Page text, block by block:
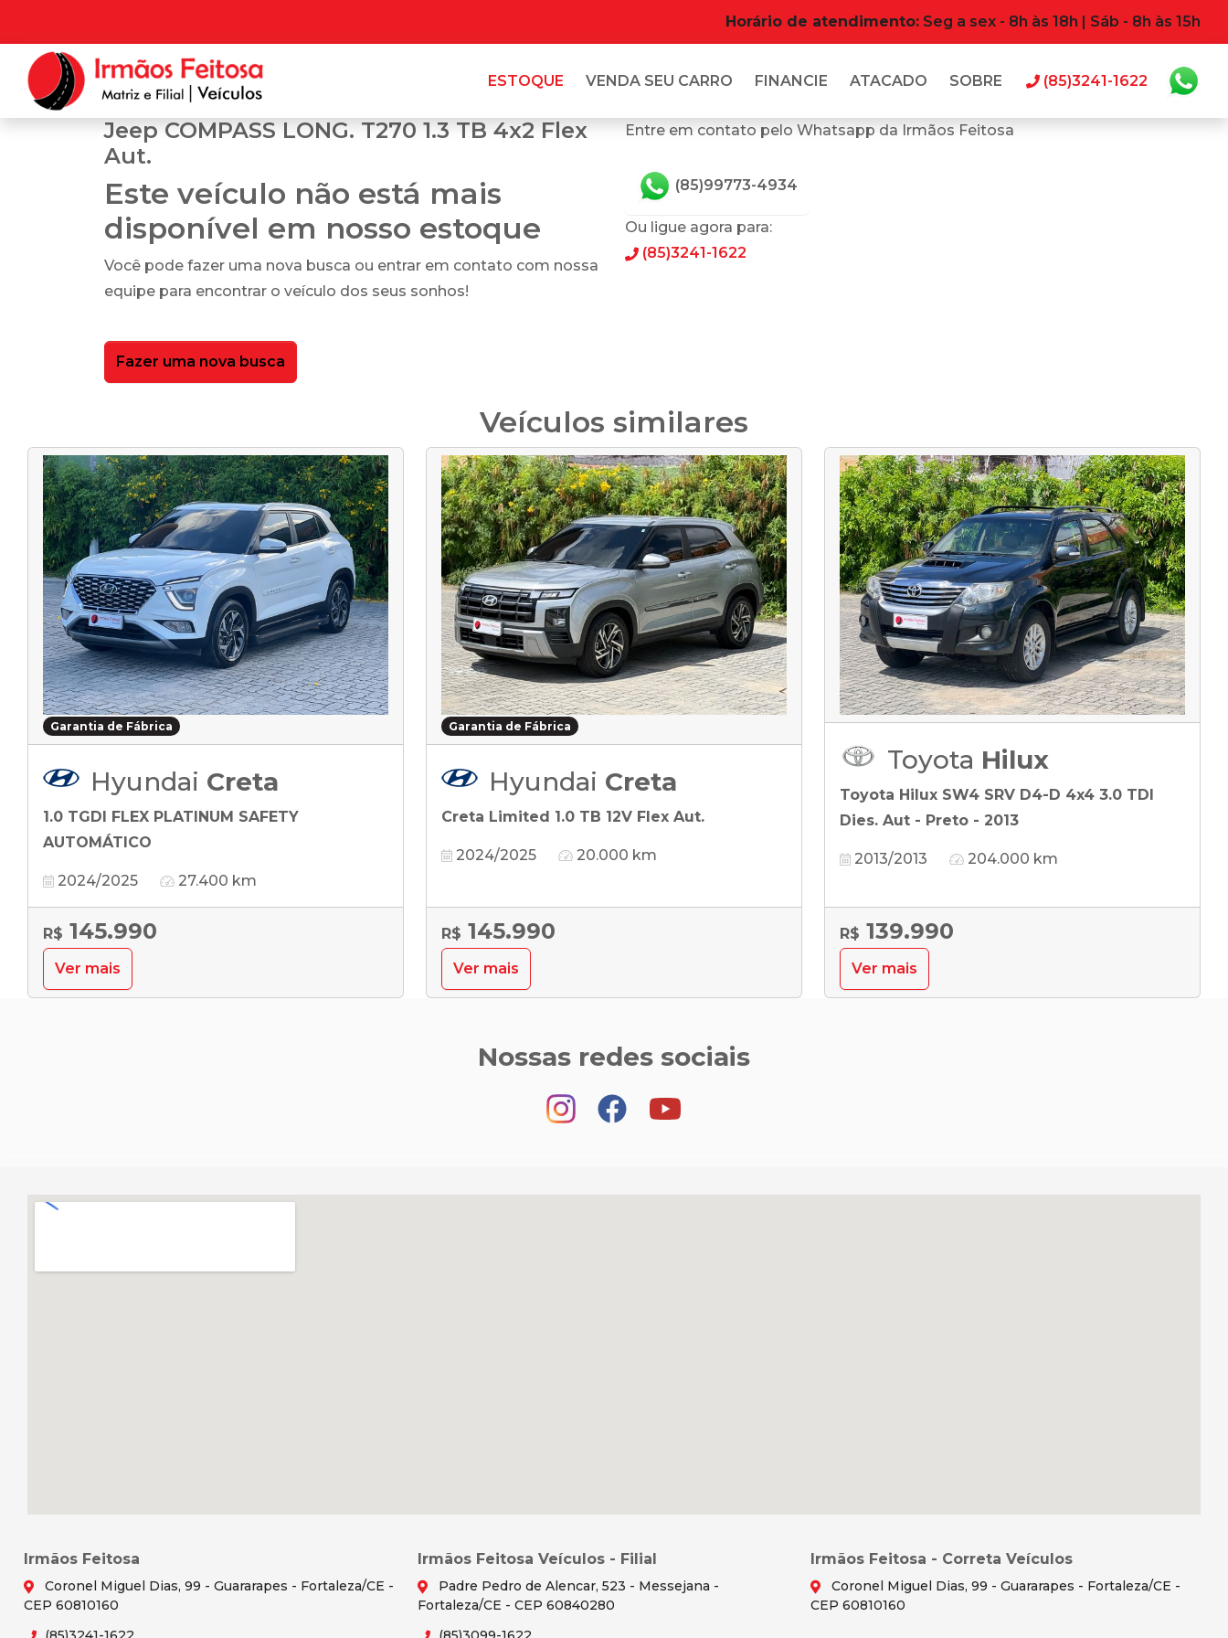
Horário de atendimento: Seg a sex - 8h às 18h | Sáb - 8h às 15h
ESTOQUE VENDA SEU CARRO FINANCIE ATACADO SOBRE (85)3241-1622
Jeep COMPASS LONG. T270 1.3 TB 4x2 Flex
Aut.
Este veículo não está mais
disponível em nosso estoque
Você pode fazer uma nova busca ou entrar em contato com nossa
equipe para encontrar o veículo dos seus sonhos!
Fazer uma nova busca
Entre em contato pelo Whatsapp da Irmãos Feitosa
(85)99773-4934
Ou ligue agora para:
(85)3241-1622
Veículos similares
Garantia de Fábrica
Hyundai Creta
1.0 TGDI FLEX PLATINUM SAFETY
AUTOMÁTICO
2024/2025 27.400 km
R$ 145.990
Ver mais
Garantia de Fábrica
Hyundai Creta
Creta Limited 1.0 TB 12V Flex Aut.
2024/2025 20.000 km
R$ 145.990
Ver mais
Toyota Hilux
Toyota Hilux SW4 SRV D4-D 4x4 3.0 TDI
Dies. Aut - Preto - 2013
2013/2013 204.000 km
R$ 139.990
Ver mais
Nossas redes sociais
Irmãos Feitosa
Coronel Miguel Dias, 99 - Guararapes - Fortaleza/CE -
CEP 60810160
Irmãos Feitosa Veículos - Filial
Padre Pedro de Alencar, 523 - Messejana -
Fortaleza/CE - CEP 60840280
Irmãos Feitosa - Correta Veículos
Coronel Miguel Dias, 99 - Guararapes - Fortaleza/CE -
CEP 60810160